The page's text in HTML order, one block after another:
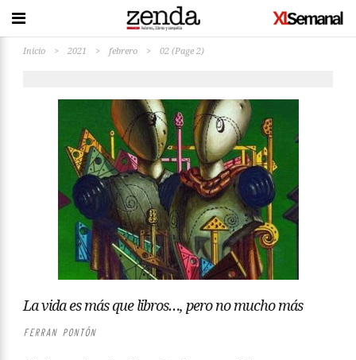
Inicio > 2021 > febrero > 02 (Page 2)
La vida es más que libros…, pero no mucho más
FERRAN PONTÓN